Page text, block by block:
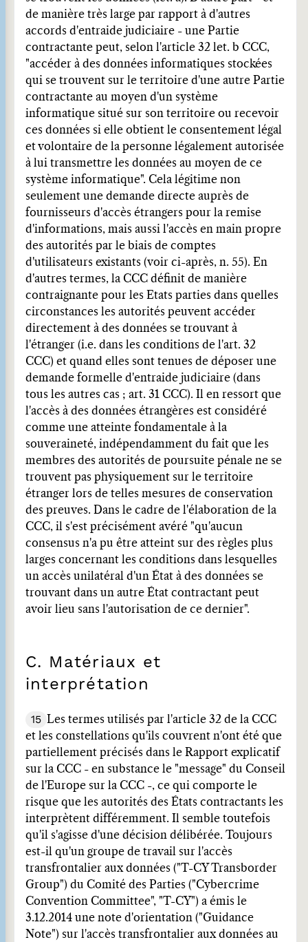
de manière très large par rapport à d'autres
accords d'entraide judiciaire - une Partie
contractante peut, selon l'article 32 let. b CCC,
"accéder à des données informatiques stockées
qui se trouvent sur le territoire d'une autre Partie
contractante au moyen d'un système
informatique situé sur son territoire ou recevoir
ces données si elle obtient le consentement légal
et volontaire de la personne légalement autorisée
à lui transmettre les données au moyen de ce
système informatique". Cela légitime non
seulement une demande directe auprès de
fournisseurs d'accès étrangers pour la remise
d'informations, mais aussi l'accès en main propre
des autorités par le biais de comptes
d'utilisateurs existants (voir ci-après, n. 55). En
d'autres termes, la CCC définit de manière
contraignante pour les Etats parties dans quelles
circonstances les autorités peuvent accéder
directement à des données se trouvant à
l'étranger (i.e. dans les conditions de l'art. 32
CCC) et quand elles sont tenues de déposer une
demande formelle d'entraide judiciaire (dans
tous les autres cas ; art. 31 CCC). Il en ressort que
l'accès à des données étrangères est considéré
comme une atteinte fondamentale à la
souveraineté, indépendamment du fait que les
membres des autorités de poursuite pénale ne se
trouvent pas physiquement sur le territoire
étranger lors de telles mesures de conservation
des preuves. Dans le cadre de l'élaboration de la
CCC, il s'est précisément avéré "qu'aucun
consensus n'a pu être atteint sur des règles plus
larges concernant les conditions dans lesquelles
un accès unilatéral d'un État à des données se
trouvant dans un autre État contractant peut
avoir lieu sans l'autorisation de ce dernier".
C. Matériaux et
interprétation
15
Les termes utilisés par l'article 32 de la CCC
et les constellations qu'ils couvrent n'ont été que
partiellement précisés dans le Rapport explicatif
sur la CCC - en substance le "message" du Conseil
de l'Europe sur la CCC -, ce qui comporte le
risque que les autorités des États contractants les
interprètent différemment. Il semble toutefois
qu'il s'agisse d'une décision délibérée. Toujours
est-il qu'un groupe de travail sur l'accès
transfrontalier aux données ("T-CY Transborder
Group") du Comité des Parties ("Cybercrime
Convention Committee", "T-CY") a émis le
3.12.2014 une note d'orientation ("Guidance
Note") sur l'accès transfrontalier aux données au